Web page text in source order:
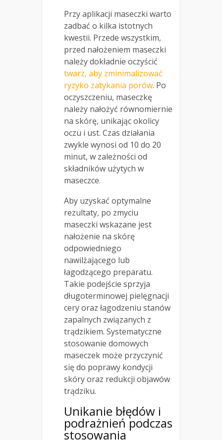
Przy aplikacji maseczki warto
zadbać o kilka istotnych
kwestii. Przede wszystkim,
przed nałożeniem maseczki
należy dokładnie oczyścić
twarz, aby zminimalizować
ryzyko zatykania porów. Po
oczyszczeniu, maseczkę
należy nałożyć równomiernie
na skórę, unikając okolicy
oczu i ust. Czas działania
zwykle wynosi od 10 do 20
minut, w zależności od
składników użytych w
maseczce.
Aby uzyskać optymalne
rezultaty, po zmyciu
maseczki wskazane jest
nałożenie na skórę
odpowiedniego
nawilżającego lub
łagodzącego preparatu.
Takie podejście sprzyja
długoterminowej pielęgnacji
cery oraz łagodzeniu stanów
zapalnych związanych z
trądzikiem. Systematyczne
stosowanie domowych
maseczek może przyczynić
się do poprawy kondycji
skóry oraz redukcji objawów
trądziku.
Unikanie błędów i
podrażnień podczas
stosowania